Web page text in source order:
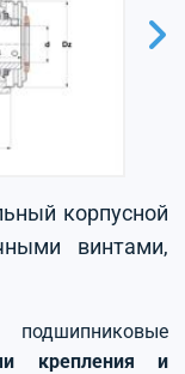
корпусной
винтами,
крепления и